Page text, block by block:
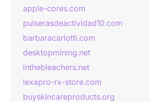
apple-cores.com
pulserasdeactividad10.com
barbaracarlotti.com
desktopmining.net
inthebleachers.net
lexapro-rx-store.com
buyskincareproducts.org